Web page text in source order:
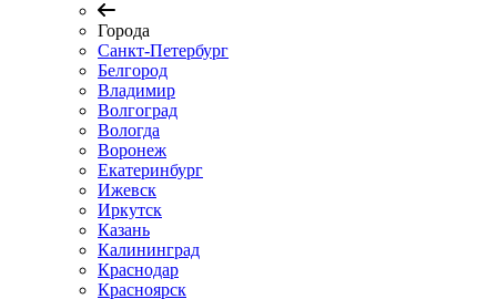
Города
Санкт-Петербург
Белгород
Владимир
Волгоград
Вологда
Воронеж
Екатеринбург
Ижевск
Иркутск
Казань
Калининград
Краснодар
Красноярск